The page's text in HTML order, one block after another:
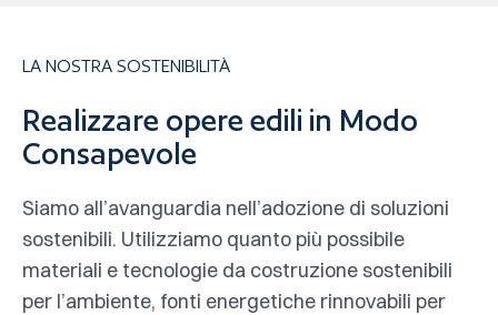
LA NOSTRA SOSTENIBILITÀ
Realizzare opere edili in Modo
Consapevole
Siamo all’avanguardia nell’adozione di soluzioni
sostenibili. Utilizziamo quanto più possibile
materiali e tecnologie da costruzione sostenibili
per l’ambiente, fonti energetiche rinnovabili per